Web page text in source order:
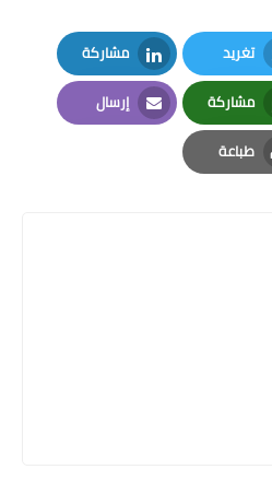
تغريد
Twitter
مشاركة
LinkedIn
مشاركة
Whatsapp
إرسال
Email
طباعة
Print